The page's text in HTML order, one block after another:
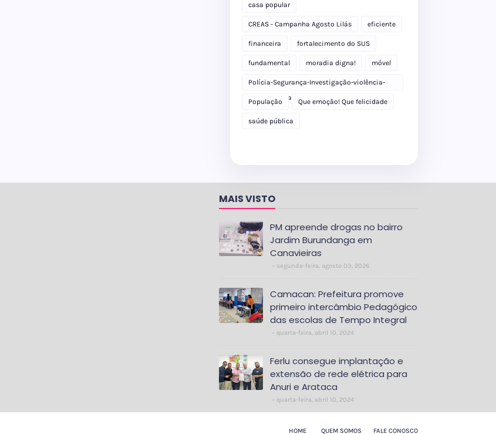
casa popular
CREAS - Campanha Agosto Lilás eficiente
financeira fortalecimento do SUS
fundamental moradia digna! móvel
Polícia-Segurança-Investigação-violência-
Polícia Militar-delegacia
População Que emoção! Que felicidade
saúde pública
MAIS VISTO
PM apreende drogas no bairro
Jardim Burundanga em
Canavieiras
segunda-feira, agosto 03, 2026
Camacan: Prefeitura promove
primeiro intercâmbio Pedagógico
das escolas de Tempo Integral
quarta-feira, abril 10, 2024
Ferlu consegue implantação e
extensão de rede elétrica para
Anuri e Arataca
quarta-feira, abril 10, 2024
HOME QUEM SOMOS FALE CONOSCO